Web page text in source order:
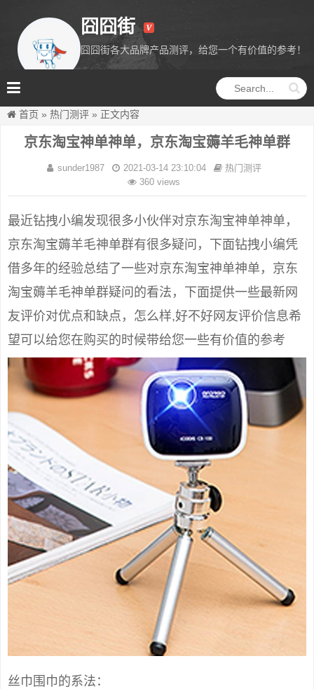
囧囧街
囧囧街各大品牌产品测评，给您一个有价值的参考！
首页 » 热门测评 » 正文内容
京东淘宝神单神单，京东淘宝薅羊毛神单群
sunder1987 2021-03-14 23:10:04
热门测评
360 views
最近钻拽小编发现很多小伙伴对京东淘宝神单神单，
京东淘宝薅羊毛神单群有很多疑问，下面钻拽小编凭
借多年的经验总结了一些对京东淘宝神单神单，京东
淘宝薅羊毛神单群疑问的看法，下面提供一些最新网
友评价对优点和缺点，怎么样,好不好网友评价信息希
望可以给您在购买的时候带给您一些有价值的参考
丝巾围巾的系法：